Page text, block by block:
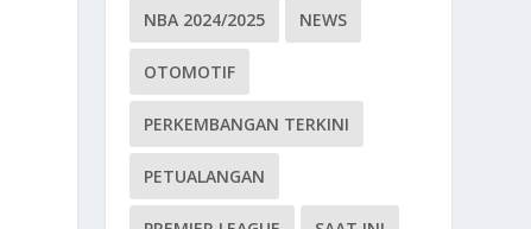
NBA 2024/2025 NEWS
OTOMOTIF
PERKEMBANGAN TERKINI
PETUALANGAN